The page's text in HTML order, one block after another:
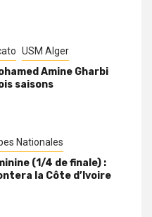
USM Alger
Amine Gharbi
saisons
Nationales
(1/4 de finale) :
la Côte d’Ivoire